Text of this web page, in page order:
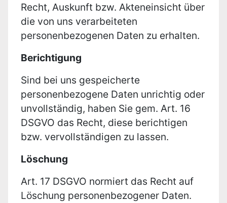
Recht, Auskunft bzw. Akteneinsicht über
die von uns verarbeiteten
personenbezogenen Daten zu erhalten.
Berichtigung
Sind bei uns gespeicherte
personenbezogene Daten unrichtig oder
unvollständig, haben Sie gem. Art. 16
DSGVO das Recht, diese berichtigen
bzw. vervollständigen zu lassen.
Löschung
Art. 17 DSGVO normiert das Recht auf
Löschung personenbezogener Daten.